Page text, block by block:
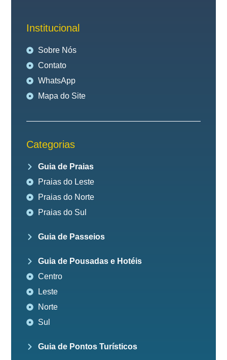
Institucional
Sobre Nós
Contato
WhatsApp
Mapa do Site
Categorias
Guia de Praias
Praias do Leste
Praias do Norte
Praias do Sul
Guia de Passeios
Guia de Pousadas e Hotéis
Centro
Leste
Norte
Sul
Guia de Pontos Turísticos